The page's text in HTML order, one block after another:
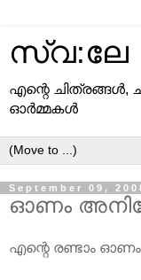
സ്വ:ലേ
എന്റെ ചിത്രങ്ങള്‍,
ഓര്‍മ്മകള്‍
September 09,
ഓണം
എന്റെ രണ്ടാം